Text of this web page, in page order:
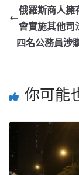
俄羅斯商人擁
會實施其他司
四名公務員涉
你可能